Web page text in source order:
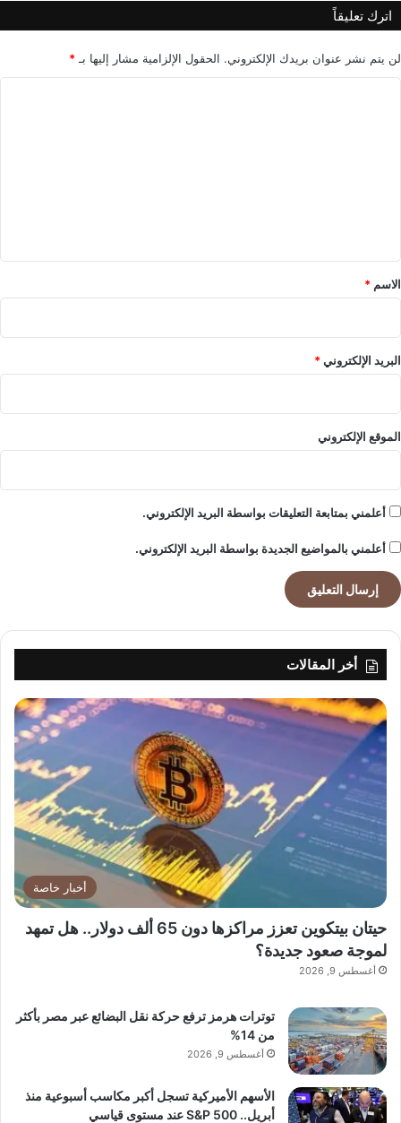
د
د
ق
اترك تعليقاً
لن يتم نشر عنوان بريدك الإلكتروني. الحقول الإلزامية مشار إليها بـ *
*
الاسم *
البريد الإلكتروني*
الموقع الإلكتروني
أعلمني بمتابعة التعليقات بواسطة البريد الإلكتروني.
أعلمني بالمواضيع الجديدة بواسطة البريد الإلكتروني.
أخر المقالات
أخبار خاصة
حيتان بيتكوين تعزز مراكزها دون 65 ألف دولار.. هل تمهد
لموجة صعود جديدة؟
أغسطس 9, 2026
توترات هرمز ترفع حركة نقل البضائع عبر مصر بأكثر
من 14%
أغسطس 9, 2026
الأسهم الأميركية تسجل أكبر مكاسب أسبوعية منذ
أبريل.. S&P 500 عند مستوى قياسي